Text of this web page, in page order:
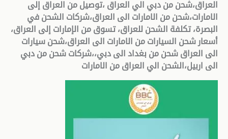
العراق،شحن من دبي الي العراق ،توصيل من العراق إلى
الامارات،شحن من الامارات الى العراق،شركات الشحن في
البصرة، تكلفة الشحن للعراق، تسوق من الإمارات إلى العراق،
أسعار شحن السيارات من الامارات الى العراق،شحن سيارات
الى العراق شحن من بغداد الى دبي،،شركات شحن من دبي
الى اربيل،الشحن الي العراق من الامارات